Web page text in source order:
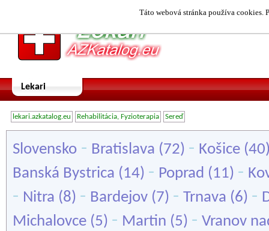
Táto webová stránka používa cookies.
Lekari
lekari.azkatalog.eu Rehabilitácia, Fyzioterapia Sereď
Slovensko - Bratislava (72) - Košice
Banská Bystrica (14) - Poprad (11) -
- Nitra (8) - Bardejov (7) - Trnava (6) -
Michalovce (5) - Martin (5) - Vranov